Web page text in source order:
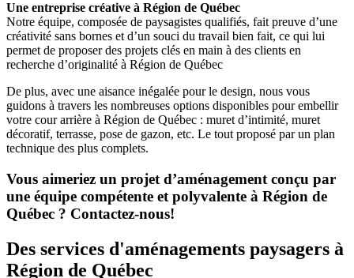
Une entreprise créative à Région de Québec
Notre équipe, composée de paysagistes qualifiés, fait preuve d’une
créativité sans bornes et d’un souci du travail bien fait, ce qui lui
permet de proposer des projets clés en main à des clients en
recherche d’originalité à Région de Québec
De plus, avec une aisance inégalée pour le design, nous vous
guidons à travers les nombreuses options disponibles pour embellir
votre cour arrière à Région de Québec : muret d’intimité, muret
décoratif, terrasse, pose de gazon, etc. Le tout proposé par un plan
technique des plus complets.
Vous aimeriez un projet d’aménagement conçu par
une équipe compétente et polyvalente à Région de
Québec ? Contactez-nous!
Des services d'aménagements paysagers à
Région de Québec